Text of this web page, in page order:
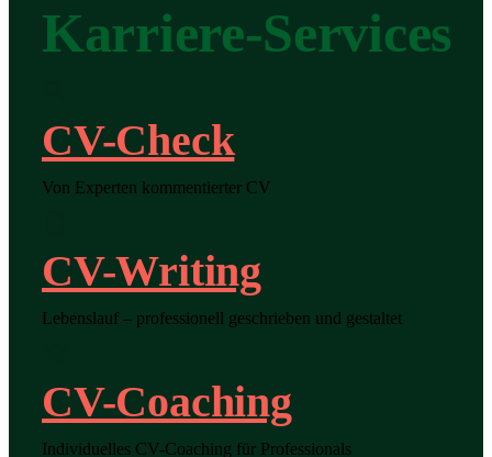
Karriere-Services
CV-Check
Von Experten kommentierter CV
CV-Writing
Lebenslauf – professionell geschrieben und gestaltet
CV-Coaching
Individuelles CV-Coaching für Professionals